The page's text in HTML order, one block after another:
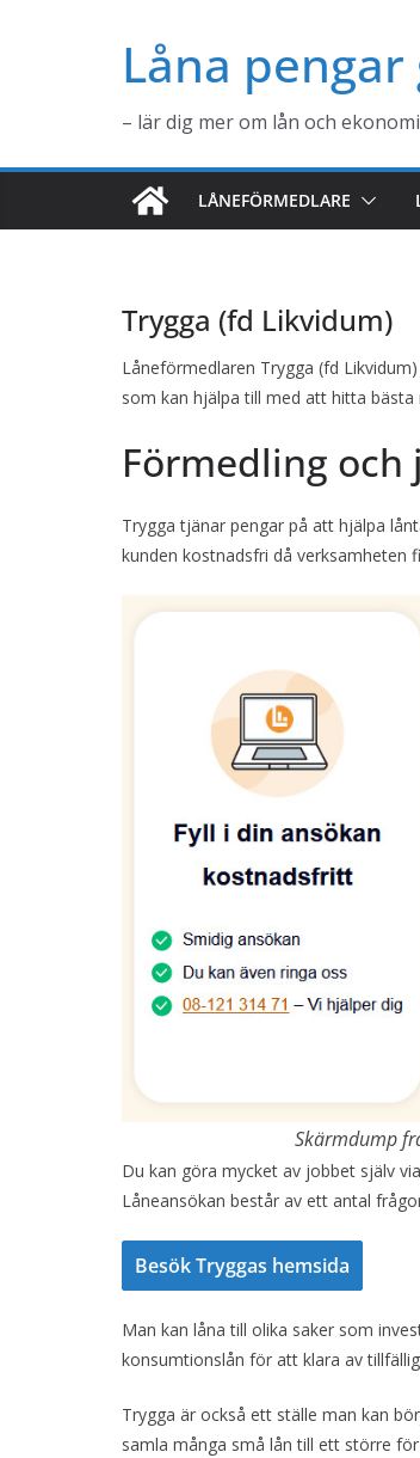
Låna
– lär dig mer om lån och ekonomi
LÅNEFÖRMEDLARE
Trygga (fd Likvidum)
Låneförmedlaren Trygga (fd
som kan hjälpa till med att hitta
Förmedling och
Trygga tjänar pengar på att hjälpa
kunden kostnadsfri då verksamheten
Skärmdump
Du kan göra mycket av jobbet själv
Låneansökan består av ett antal
Besök Tryggas hemsida
Man kan låna till olika saker som
konsumtionslån för att klara av
Trygga är också ett ställe man kan
samla många små lån till ett större